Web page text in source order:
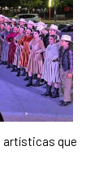
artísticas que